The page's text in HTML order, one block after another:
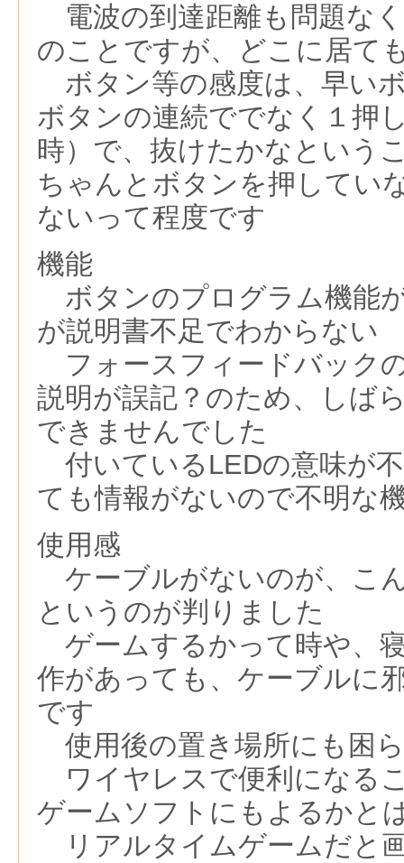
電波の到達距離も問題な
のことですが、どこに居て
ボタン等の感度は、早い
ボタンの連続ででなく１押
時）で、抜けたかなという
ちゃんとボタンを押してい
ないって程度です
機能
ボタンのプログラム機能
が説明書不足でわからない
フォースフィードバック
説明が誤記？のため、しば
できませんでした
付いているLEDの意味が
ても情報がないので不明な
使用感
ケーブルがないのが、こ
というのが判りました
ゲームするかって時や、
作があっても、ケーブルに
です
使用後の置き場所にも困
ワイヤレスで便利になる
ゲームソフトにもよるかと
リアルタイムゲームだと